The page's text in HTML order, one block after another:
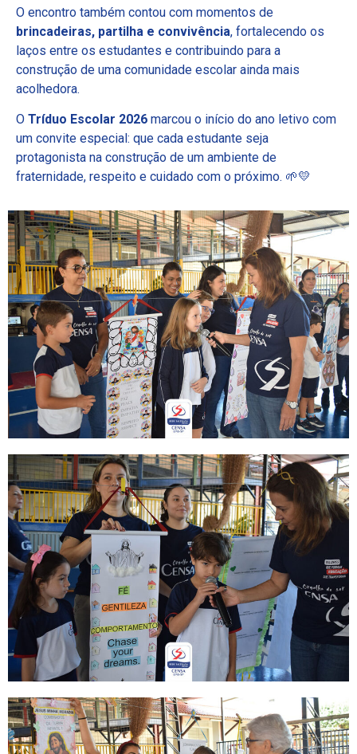
O encontro também contou com momentos de
brincadeiras, partilha e convivência, fortalecendo os
laços entre os estudantes e contribuindo para a
construção de uma comunidade escolar ainda mais
acolhedora.
O Tríduo Escolar 2026 marcou o início do ano letivo com
um convite especial: que cada estudante seja
protagonista na construção de um ambiente de
fraternidade, respeito e cuidado com o próximo. 🌱💛